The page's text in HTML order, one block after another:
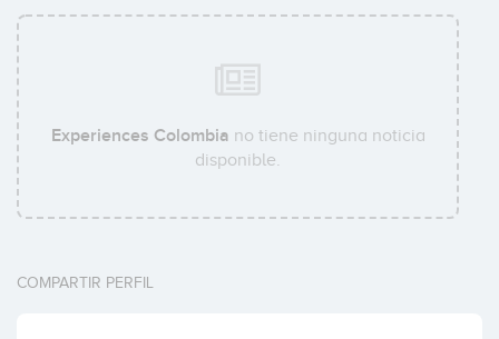
Experiences Colombia no tiene ninguna noticia
disponible.
COMPARTIR PERFIL